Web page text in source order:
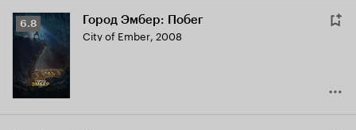
Рейтинг
Кинопоиска
6.8 Город Эмбер: Побег
City of Ember, 2008